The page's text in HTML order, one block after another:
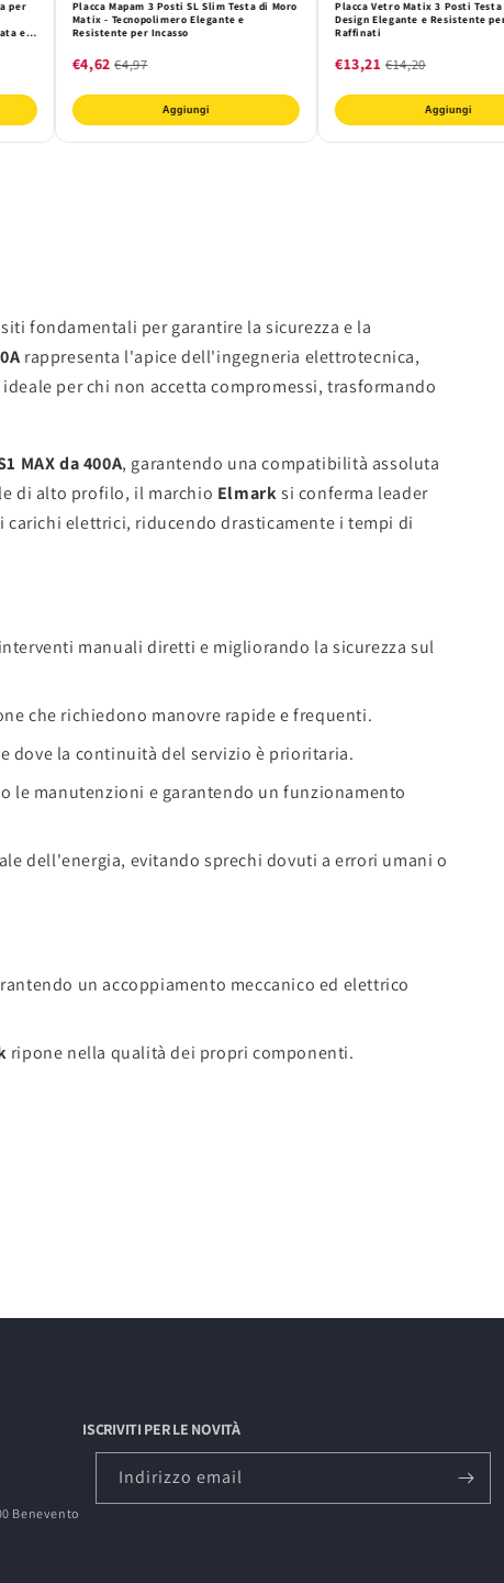
per
e
Placca Mapam 3 Posti SL Slim Testa di Moro
Matix - Tecnopolimero Elegante e
Resistente per Incasso
€4,62 €4,97
Aggiungi
Placca Vetro Matix 3 Posti
Design Elegante e Resistente
Raffinati
€13,21 €14,20
Aggiungi
fondamentali per garantire la sicurezza e la
rappresenta l'apice dell'ingegneria elettrotecnica,
per chi non accetta compromessi, trasformando
MAX da 400A, garantendo una compatibilità assoluta
di alto profilo, il marchio Elmarksi conferma leader
elettrici, riducendo drasticamente i tempi di
manuali diretti e migliorando la sicurezza sul
che richiedono manovre rapide e frequenti.
dove la continuità del servizio è prioritaria.
le manutenzioni e garantendo un funzionamento
dell'energia, evitando sprechi dovuti a errori umani o
un accoppiamento meccanico ed elettrico
ripone nella qualità dei propri componenti.
Benevento
ISCRIVITI PER LE NOVITÀ
Indirizzo email